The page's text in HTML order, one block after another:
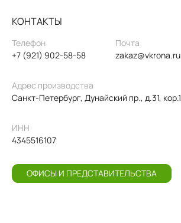
КОНТАКТЫ
Телефон
+7 (921) 902-58-58
Почта
zakaz@vkrona.ru
Адрес производства
Санкт-Петербург, Дунайский пр., д.31, кор.1
ИНН
4345516107
ОФИСЫ И ПРЕДСТАВИТЕЛЬСТВА